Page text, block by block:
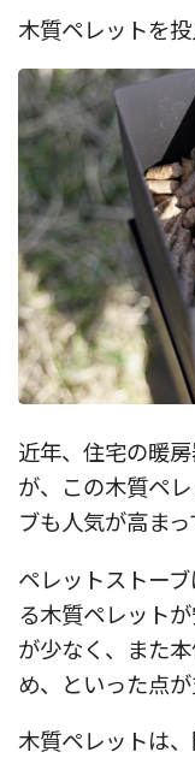
木質ペレットを投
近年、住宅の暖
が、この木質ペ
ブも人気が高まっ
ペレットストー
る木質ペレット
が少なく、また
め、といった点
木質ペレットは